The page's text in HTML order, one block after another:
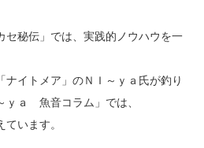
セ秘伝」では、実践的ノウハウを一
ナイトメア」のＮＩ～ｙａ氏が釣り
ｙａ 魚音コラム」では、
います。